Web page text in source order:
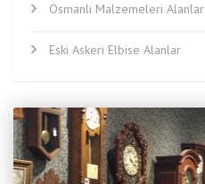
Osmanlı Malzemeleri Alanlar
Eski Askeri Elbise Alanlar